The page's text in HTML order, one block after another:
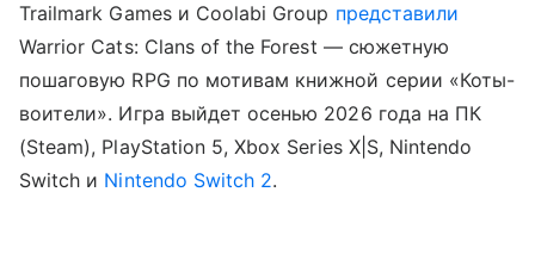
Trailmark Games и Coolabi Group представили
Warrior Cats: Clans of the Forest — сюжетную
пошаговую RPG по мотивам книжной серии «Коты-
воители». Игра выйдет осенью 2026 года на ПК
(Steam), PlayStation 5, Xbox Series X|S, Nintendo
Switch и Nintendo Switch 2.